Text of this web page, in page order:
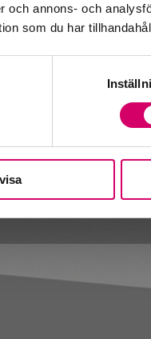
och annons- och
som du har